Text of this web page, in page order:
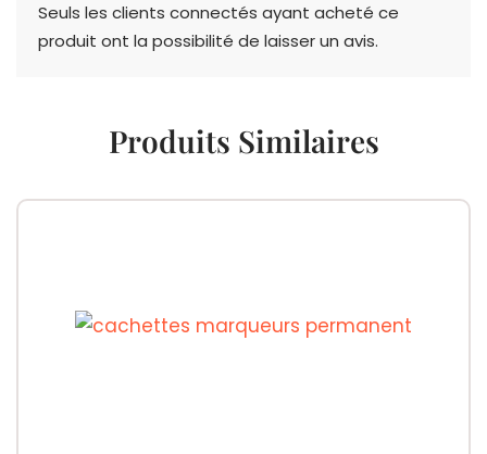
Seuls les clients connectés ayant acheté ce
produit ont la possibilité de laisser un avis.
Produits Similaires